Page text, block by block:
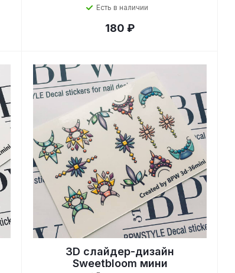
Есть в наличии
180 ₽
3D слайдер-дизайн
Sweetbloom мини